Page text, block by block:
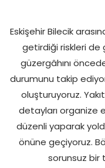
Eskişehir Bilecik
getirdiği riskleri de
güzergâhını
durumunu takip
oluşturuyoruz.
detayları organize
düzenli yaparak
önüne geçiyoruz.
sorunsuz bir